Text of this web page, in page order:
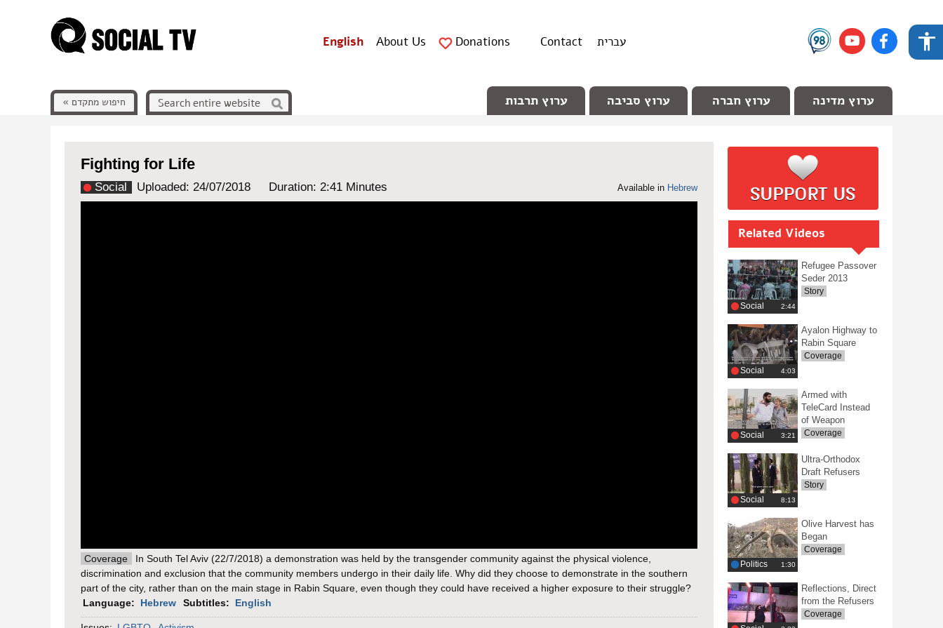
עברית Contact
Donations
About Us
English
ערוץ מדינה ערוץ חברה ערוץ סביבה ערוץ תרבות חיפוש מתקדם »
Fighting for Life
Social Uploaded: 24/07/2018 Duration: ‎2:41 Minutes Available in Hebrew
Coverage
In South Tel Aviv (22/7/2018) a demonstration was held by the transgender community against the physical violence,
discrimination and exclusion that the community members undergo in their daily life. Why did they choose to demonstrate in the southern
part of the city, rather than on the main stage in Rabin Square, even though they could have received a higher exposure to their struggle?
Language: Hebrew Subtitles: English
Related Videos
Social ‎2:44
Refugee Passover
Seder 2013
Story
Social ‎4:03
Ayalon Highway to
Rabin Square
Coverage
Social ‎3:21
Armed with
TeleCard Instead
of Weapon
Coverage
Social ‎8:13
Ultra-Orthodox
Draft Refusers
Story
Politics ‎1:30
Olive Harvest has
Began
Coverage
Reflections, Direct
from the Refusers
Coverage